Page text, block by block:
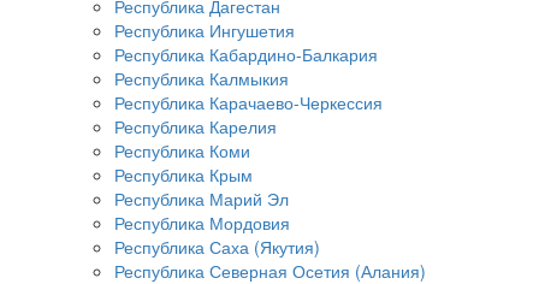
Республика Дагестан
Республика Ингушетия
Республика Кабардино-Балкария
Республика Калмыкия
Республика Карачаево-Черкессия
Республика Карелия
Республика Коми
Республика Крым
Республика Марий Эл
Республика Мордовия
Республика Саха (Якутия)
Республика Северная Осетия (Алания)